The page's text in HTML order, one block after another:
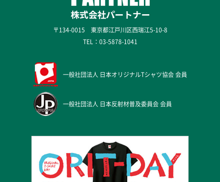
〒134-0015 東京都江戸川区西瑞江5-10-8
TEL： 03-5878-1041
一般社団法人 日本オリジナルTシャツ協会 会員
一般社団法人 日本反射材普及委員会 会員